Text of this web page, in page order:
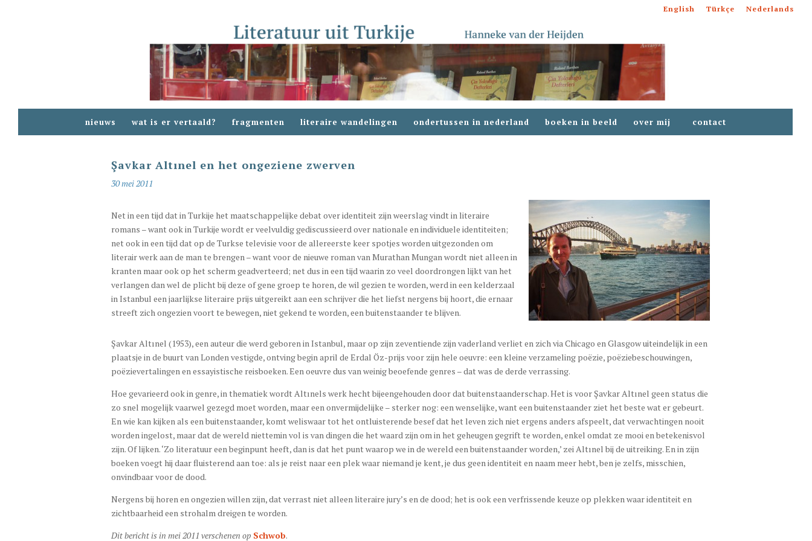
English Türkçe Nederlands
nieuws wat is er vertaald? fragmenten literaire wandelingen ondertussen in nederland boeken in beeld over mij contact
Şavkar Altınel en het ongeziene zwerven
30 mei 2011
Net in een tijd dat in Turkije het maatschappelijke debat over identiteit zijn weerslag vindt in literaire
romans – want ook in Turkije wordt er veelvuldig gediscussieerd over nationale en individuele identiteiten;
net ook in een tijd dat op de Turkse televisie voor de allereerste keer spotjes worden uitgezonden om
literair werk aan de man te brengen – want voor de nieuwe roman van Murathan Mungan wordt niet alleen in
kranten maar ook op het scherm geadverteerd; net dus in een tijd waarin zo veel doordrongen lijkt van het
verlangen dan wel de plicht bij deze of gene groep te horen, de wil gezien te worden, werd in een kelderzaal
in Istanbul een jaarlijkse literaire prijs uitgereikt aan een schrijver die het liefst nergens bij hoort, die ernaar
streeft zich ongezien voort te bewegen, niet gekend te worden, een buitenstaander te blijven.
Şavkar Altınel (1953), een auteur die werd geboren in Istanbul, maar op zijn zeventiende zijn vaderland verliet en zich via Chicago en Glasgow uiteindelijk in een
plaatsje in de buurt van Londen vestigde, ontving begin april de Erdal Öz-prijs voor zijn hele oeuvre: een kleine verzameling poëzie, poëziebeschouwingen,
poëzievertalingen en essayistische reisboeken. Een oeuvre dus van weinig beoefende genres – dat was de derde verrassing.
Hoe gevarieerd ook in genre, in thematiek wordt Altınels werk hecht bijeengehouden door dat buitenstaanderschap. Het is voor Şavkar Altınel geen status die
zo snel mogelijk vaarwel gezegd moet worden, maar een onvermijdelijke – sterker nog: een wenselijke, want een buitenstaander ziet het beste wat er gebeurt.
En wie kan kijken als een buitenstaander, komt weliswaar tot het ontluisterende besef dat het leven zich niet ergens anders afspeelt, dat verwachtingen nooit
worden ingelost, maar dat de wereld niettemin vol is van dingen die het waard zijn om in het geheugen gegrift te worden, enkel omdat ze mooi en betekenisvol
zijn. Of lijken. ‘Zo literatuur een beginpunt heeft, dan is dat het punt waarop we in de wereld een buitenstaander worden,’ zei Altınel bij de uitreiking. En in zijn
boeken voegt hij daar fluisterend aan toe: als je reist naar een plek waar niemand je kent, je dus geen identiteit en naam meer hebt, ben je zelfs, misschien,
onvindbaar voor de dood.
Nergens bij horen en ongezien willen zijn, dat verrast niet alleen literaire jury’s en de dood; het is ook een verfrissende keuze op plekken waar identiteit en
zichtbaarheid een strohalm dreigen te worden.
Dit bericht is in mei 2011 verschenen op Schwob.